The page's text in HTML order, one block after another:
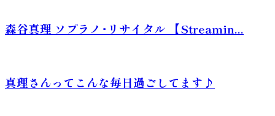
森谷真理 ソプラノ･リサイタル 【Streamin...
真理さんってこんな毎日過ごしてます♪